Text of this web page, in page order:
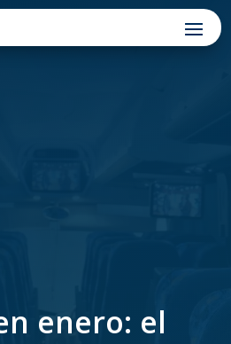
enero: el